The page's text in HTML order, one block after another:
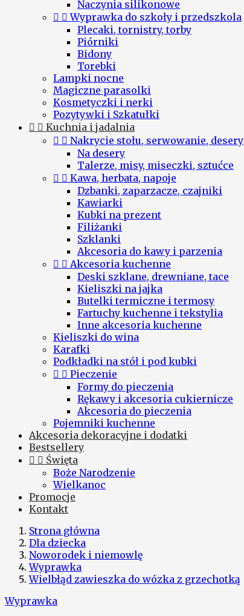
Naczynia silikonowe
  Wyprawka do szkoły i przedszkola
Plecaki, tornistry, torby
Piórniki
Bidony
Torebki
Lampki nocne
Magiczne parasolki
Kosmetyczki i nerki
Pozytywki i Szkatułki
  Kuchnia i jadalnia
  Nakrycie stołu, serwowanie, desery
Na desery
Talerze, misy, miseczki, sztućce
  Kawa, herbata, napoje
Dzbanki, zaparzacze, czajniki
Kawiarki
Kubki na prezent
Filiżanki
Szklanki
Akcesoria do kawy i parzenia
  Akcesoria kuchenne
Deski szklane, drewniane, tace
Kieliszki na jajka
Butelki termiczne i termosy
Fartuchy kuchenne i tekstylia
Inne akcesoria kuchenne
Kieliszki do wina
Karafki
Podkładki na stół i pod kubki
  Pieczenie
Formy do pieczenia
Rękawy i akcesoria cukiernicze
Akcesoria do pieczenia
Pojemniki kuchenne
Akcesoria dekoracyjne i dodatki
Bestsellery
  Święta
Boże Narodzenie
Wielkanoc
Promocje
Kontakt
Strona główna
Dla dziecka
Noworodek i niemowlę
Wyprawka
Wielbłąd zawieszka do wózka z grzechotką
Wyprawka